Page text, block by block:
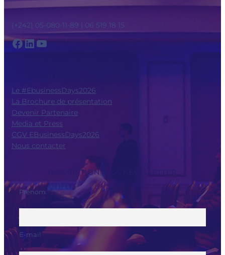
(+242) 05-080-11-89 | 06 519 18 15
Facebook LinkedIn YouTube
Le #EbusinessDays2026
La Brochure de présentation
Devenir Partenaire
Media et Press
CGV EBusinessDays2026
Nous contacter
INSCRIPTION À LA NEWSLETTER
Prénom
E-mail